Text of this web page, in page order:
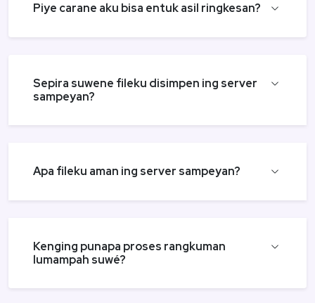
Piye carane aku bisa entuk asil ringkesan?
Sepira suwene fileku disimpen ing server
sampeyan?
Apa fileku aman ing server sampeyan?
Kenging punapa proses rangkuman
lumampah suwé?